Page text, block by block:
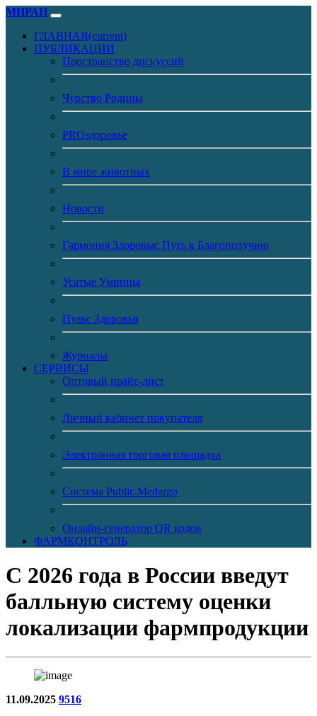
МИРАН
ГЛАВНАЯ(current)
ПУБЛИКАЦИИ
Пространство дискуссий
Чувство Родины
PROздоровье
В мире животных
Новости
Гармония Здоровья: Путь к Благополучию
Усатые Умницы
Пульс Здоровья
Журналы
CЕРВИСЫ
Оптовый прайс-лист
Личный кабинет покупателя
Электронная торговая площадка
Система Public.Medargo
Онлайн-генератор QR кодов
ФАРМКОНТРОЛЬ
С 2026 года в России введут
балльную систему оценки
локализации фармпродукции
11.09.2025 9516